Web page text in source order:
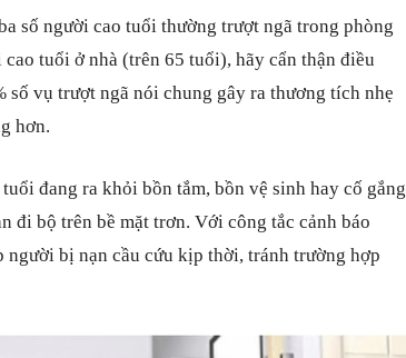
số người cao tuổi thường trượt ngã trong phòng
tuổi ở nhà (trên 65 tuổi), hãy cẩn thận điều
số vụ trượt ngã nói chung gây ra thương tích nhẹ
hơn.
đang ra khỏi bồn tắm, bồn vệ sinh hay cố gắng
đi bộ trên bề mặt trơn. Với công tắc cảnh báo
người bị nạn cầu cứu kịp thời, tránh trường hợp